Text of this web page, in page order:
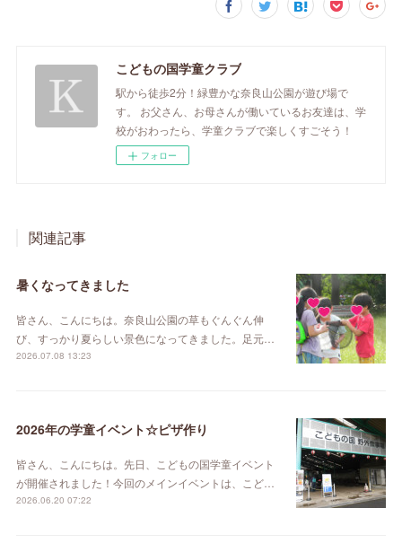
こどもの国学童クラブ
駅から徒歩2分！緑豊かな奈良山公園が遊び場で
す。 お父さん、お母さんが働いているお友達は、学
校がおわったら、学童クラブで楽しくすごそう！
フォロー
関連記事
暑くなってきました
皆さん、こんにちは。奈良山公園の草もぐんぐん伸
び、すっかり夏らしい景色になってきました。足元…
2026.07.08 13:23
2026年の学童イベント☆ピザ作り
皆さん、こんにちは。先日、こどもの国学童イベント
が開催されました！今回のメインイベントは、こど…
2026.06.20 07:22